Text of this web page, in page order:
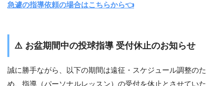
急遽の指導依頼の場合はこちらから👈
⚠️ お盆期間中の投球指導 受付休止のお知らせ
誠に勝手ながら、以下の期間は遠征・スケジュール調整のた
め、指導（パーソナルレッスン）の受付を休止とさせていた